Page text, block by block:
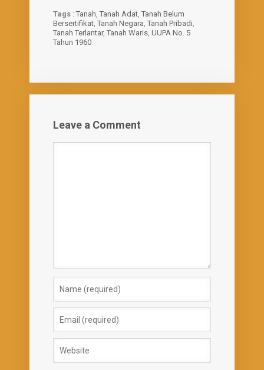
Tags : Tanah Tanah Adat Tanah Belum
Bersertifikat Tanah Negara Tanah Pribadi
Tanah Terlantar, Tanah Waris UUPA No. 5
Tahun 1960
Leave a Comment